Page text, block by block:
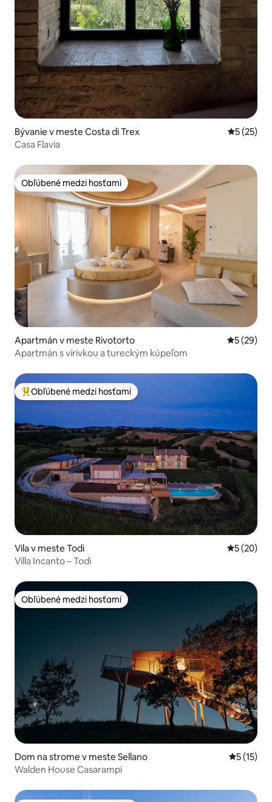
Bývanie v meste Costa di Trex
5 (25)
Casa Flavia
Obľúbené medzi hosťami
Obľúbené medzi hosťami
Apartmán v meste Rivotorto
5 (29)
Apartmán s vírivkou a tureckým kúpeľom
Najobľúbenejšie medzi hosťami
Obľúbené medzi hosťami
Vila v meste Todi
5 (20)
Villa Incanto – Todi
Obľúbené medzi hosťami
Obľúbené medzi hosťami
Dom na strome v meste Sellano
5 (15)
Walden House Casarampi